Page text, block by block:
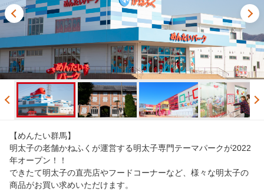
【めんたい群馬】
明太子の老舗かねふくが運営する明太子専門テーマパークが2022
年オープン！！
できたて明太子の直売店やフードコーナーなど、様々な明太子の
商品がお買い求めいただけます。